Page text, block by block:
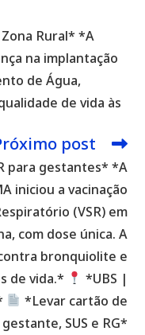
Rural* *A
na implantação
de Água,
de vida às
post
para gestantes* *A
iniciou a vacinação
(VSR) em
com dose única. A
bronquiolite e
de vida.*
*UBS |
*Levar cartão de
SUS e RG*